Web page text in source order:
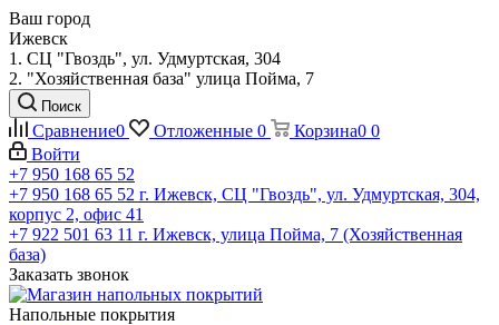
Ваш город
Ижевск
1. СЦ "Гвоздь", ул. Удмуртская, 304
2. "Хозяйственная база" улица Пойма, 7
Поиск
Сравнение0 Отложенные 0 Корзина0 0
Войти
+7 950 168 65 52
+7 950 168 65 52 г. Ижевск, СЦ "Гвоздь", ул. Удмуртская, 304,
корпус 2, офис 41
+7 922 501 63 11 г. Ижевск, улица Пойма, 7 (Хозяйственная
база)
Заказать звонок
Напольные покрытия